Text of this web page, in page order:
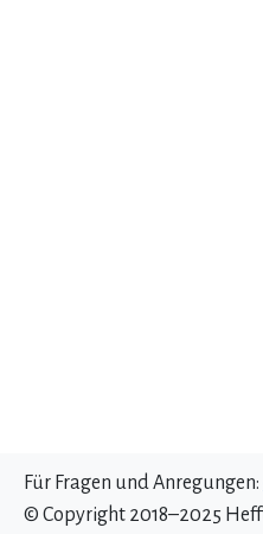
Für Fragen und Anregungen:
© Copyright 2018–2025